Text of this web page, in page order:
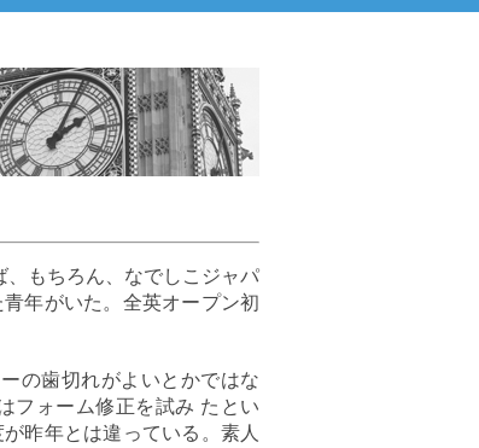
、もちろん、なでしこジャパ
年がいた。全英オープン初
の歯切れがよいとかではな
フォーム修正を試み たとい
昨年とは違っている。素人